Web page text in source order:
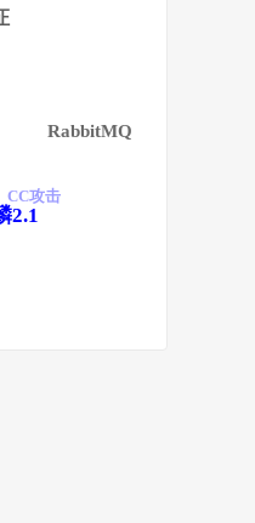
2.1
RabbitMQ
CC攻击